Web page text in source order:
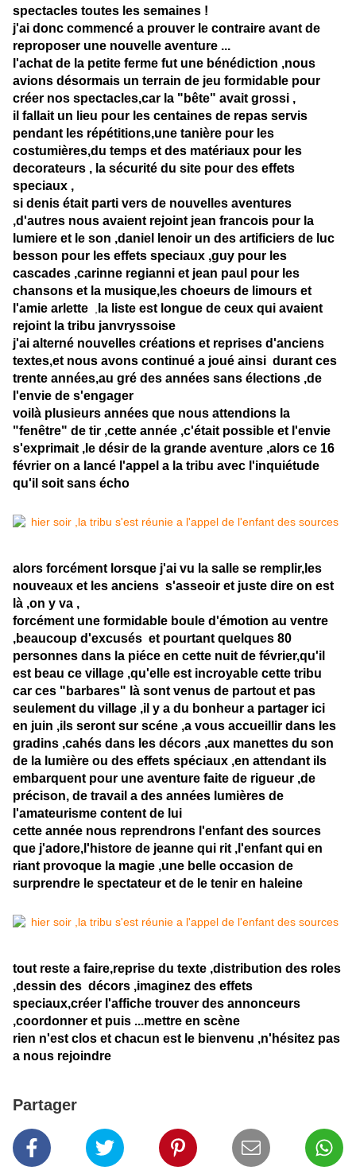
spectacles toutes les semaines !
j'ai donc commencé a prouver le contraire avant de
reproposer une nouvelle aventure ...
l'achat de la petite ferme fut une bénédiction ,nous
avions désormais un terrain de jeu formidable pour
créer nos spectacles,car la "bête" avait grossi ,
il fallait un lieu pour les centaines de repas servis
pendant les répétitions,une tanière pour les
costumières,du temps et des matériaux pour les
decorateurs , la sécurité du site pour des effets
speciaux ,
si denis était parti vers de nouvelles aventures
,d'autres nous avaient rejoint jean francois pour la
lumiere et le son ,daniel lenoir un des artificiers de luc
besson pour les effets speciaux ,guy pour les
cascades ,carinne regianni et jean paul pour les
chansons et la musique,les choeurs de limours et
l'amie arlette
la liste est longue de ceux qui avaient
rejoint la tribu janvryssoise
j'ai alterné nouvelles créations et reprises d'anciens
textes,et nous avons continué a joué ainsi durant ces
trente années,au gré des années sans élections ,de
l'envie de s'engager
voilà plusieurs années que nous attendions la
"fenêtre" de tir ,cette année ,c'était possible et l'envie
s'exprimait ,le désir de la grande aventure ,alors ce 16
février on a lancé l'appel a la tribu avec l'inquiétude
qu'il soit sans écho
alors forcément lorsque j'ai vu la salle se remplir,les
nouveaux et les anciens s'asseoir et juste dire on est
là ,on y va ,
forcément une formidable boule d'émotion au ventre
,beaucoup d'excusés et pourtant quelques 80
personnes dans la piéce en cette nuit de février,qu'il
est beau ce village ,qu'elle est incroyable cette tribu
car ces "barbares" là sont venus de partout et pas
seulement du village ,il y a du bonheur a partager ici
en juin ,ils seront sur scéne ,a vous accueillir dans les
gradins ,cahés dans les décors ,aux manettes du son
de la lumière ou des effets spéciaux ,en attendant ils
embarquent pour une aventure faite de rigueur ,de
précison, de travail a des années lumières de
l'amateurisme content de lui
cette année nous reprendrons l'enfant des sources
que j'adore,l'histore de jeanne qui rit ,l'enfant qui en
riant provoque la magie ,une belle occasion de
surprendre le spectateur et de le tenir en haleine
tout reste a faire,reprise du texte ,distribution des roles
,dessin des décors ,imaginez des effets
speciaux,créer l'affiche trouver des annonceurs
,coordonner et puis ...mettre en scène
rien n'est clos et chacun est le bienvenu ,n'hésitez pas
a nous rejoindre
Partager